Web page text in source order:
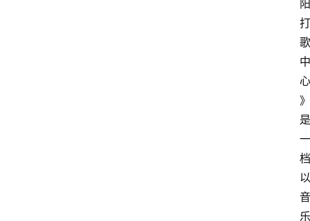
阳
打
歌
中
心
》
是
一
档
以
音
乐